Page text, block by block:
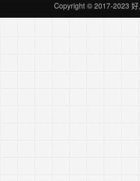
Copyright © 2017-2023